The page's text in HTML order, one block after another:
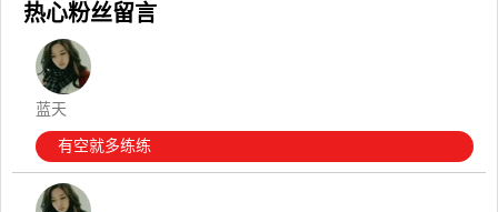
热心粉丝留言
蓝天
有空就多练练